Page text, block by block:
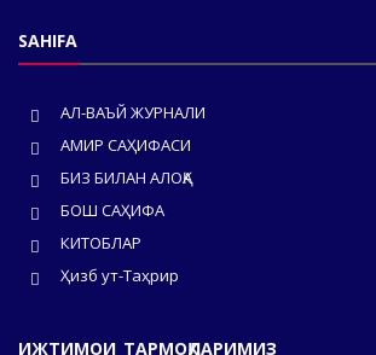
SAHIFA
АЛ-ВАЪЙ ЖУРНАЛИ
АМИР САҲИФАСИ
БИЗ БИЛАН АЛОҚА
БОШ САҲИФА
КИТОБЛАР
Ҳизб ут-Таҳрир
ИЖТИМОИ ТАРМОҚЛАРИМИЗ